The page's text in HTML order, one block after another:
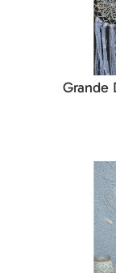
Grande